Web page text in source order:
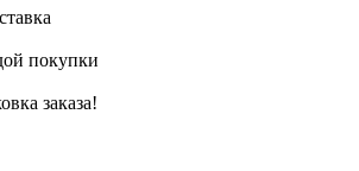
покупки
заказа!